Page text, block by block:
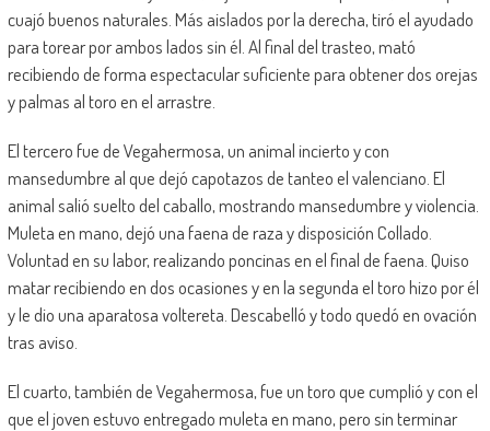
cuajó buenos naturales. Más aislados por la derecha, tiró el ayudado
para torear por ambos lados sin él. Al final del trasteo, mató
recibiendo de forma espectacular suficiente para obtener dos orejas
y palmas al toro en el arrastre.
El tercero fue de Vegahermosa, un animal incierto y con
mansedumbre al que dejó capotazos de tanteo el valenciano. El
animal salió suelto del caballo, mostrando mansedumbre y violencia.
Muleta en mano, dejó una faena de raza y disposición Collado.
Voluntad en su labor, realizando poncinas en el final de faena. Quiso
matar recibiendo en dos ocasiones y en la segunda el toro hizo por él
y le dio una aparatosa voltereta. Descabelló y todo quedó en ovación
tras aviso.
El cuarto, también de Vegahermosa, fue un toro que cumplió y con el
que el joven estuvo entregado muleta en mano, pero sin terminar